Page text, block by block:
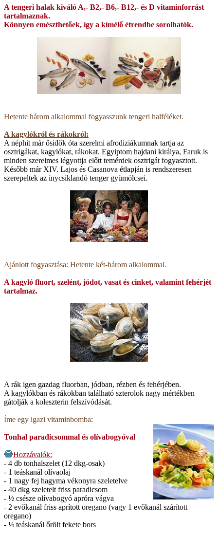
A tengeri halak kiváló A,- B2,- B6,- B12,- és D vitaminforrást
tartalmaznak.
Könnyen emészthetőek, így a kímélő étrendbe sorolhatók.
Hetente három alkalommal fogyasszunk tengeri halféléket.
A kagylókról és rákokról:
A néphit már ősidők óta szerelmi afrodiziákumnak tartja az
osztrigákat, kagylókat, rákokat. Egyiptom hajdani királya, Faruk is
minden szerelmes légyottja előtt temérdek osztrigát fogyasztott.
Később már XIV. Lajos és Casanova étlapján is rendszeresen
szerepeltek az ínycsiklandó tenger gyümölcsei.
Ajánlott fogyasztása: Hetente két-három alkalommal.
A kagyló fluort, szelént, jódot, vasat és cinket, valamint fehérjét
tartalmaz.
A rák igen gazdag fluorban, jódban, rézben és fehérjében.
A kagylókban és rákokban található szterolok nagy mértékben
gátolják a koleszterin felszívódását.
Íme egy igazi vitaminbomba:
Tonhal paradicsommal és olívabogyóval
Hozzávalók:
- 4 db tonhalszelet (12 dkg-osak)
- 1 teáskanál olívaolaj
- 1 nagy fej hagyma vékonyra szeletelve
- 40 dkg szeletelt friss paradicsom
- ½ csésze olívabogyó apróra vágva
- 2 evőkanál friss aprított oregano (vagy 1 evőkanál szárított
oregano)
- ¼ teáskanál őrölt fekete bors